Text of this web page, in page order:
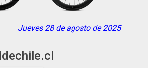
Jueves 28 de agosto de 2025